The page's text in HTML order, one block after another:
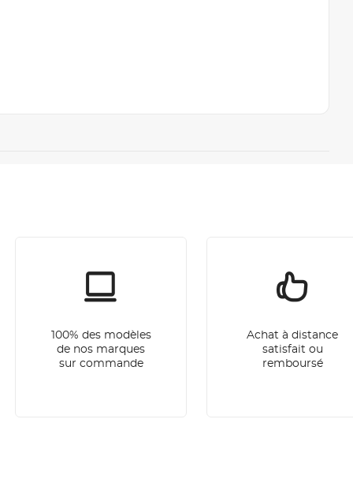
100% des modèles
de nos marques
sur commande
Achat à distance
satisfait ou
remboursé